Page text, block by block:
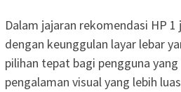
Dalam jajaran rekomendasi HP
dengan keunggulan layar lebar
pilihan tepat bagi pengguna
pengalaman visual yang lebih